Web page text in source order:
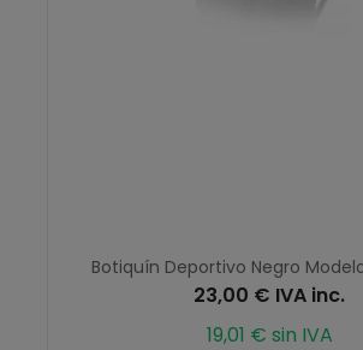
Botiquín Deportivo Negro
23,00 € IVA inc.
19,01 € sin IVA